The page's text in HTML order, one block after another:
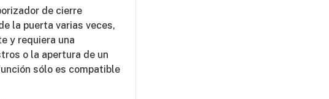
de cierre
la puerta varias veces,
y requiera una
o la apertura de un
sólo es compatible